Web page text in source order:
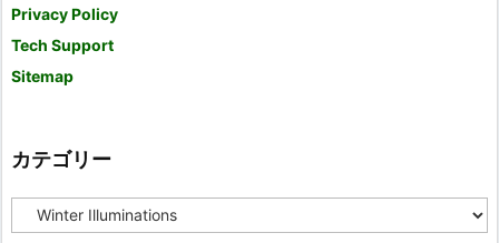
Privacy Policy
Tech Support
Sitemap
カテゴリー
テ